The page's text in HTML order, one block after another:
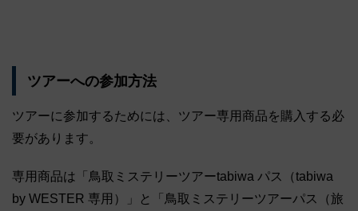
ツアーへの参加方法
ツアーに参加するためには、ツアー専用商品を購入する必
要があります。
専用商品は「鳥取ミステリーツアーtabiwa パス（tabiwa
by WESTER 専用）」と「鳥取ミステリーツアーパス（旅